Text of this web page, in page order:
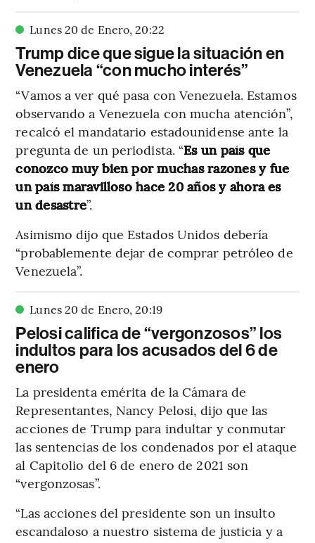
Lunes 20 de Enero,20:22
Trump dice que sigue la situación en
Venezuela “con mucho interés”
“Vamos a ver qué pasa con Venezuela. Estamos
observando a Venezuela con mucha atención”,
recalcó el mandatario estadounidense ante la
pregunta de un periodista. “Es un país que
conozco muy bien por muchas razones y fue
un país maravilloso hace 20 años y ahora es
un desastre”.
Asimismo dijo que Estados Unidos debería
“probablemente dejar de comprar petróleo de
Venezuela”.
Lunes 20 de Enero,20:19
Pelosi califica de “vergonzosos” los
indultos para los acusados del 6 de
enero
La presidenta emérita de la Cámara de
Representantes, Nancy Pelosi, dijo que las
acciones de Trump para indultar y conmutar
las sentencias de los condenados por el ataque
al Capitolio del 6 de enero de 2021 son
“vergonzosas”.
“Las acciones del presidente son un insulto
escandaloso a nuestro sistema de justicia y a